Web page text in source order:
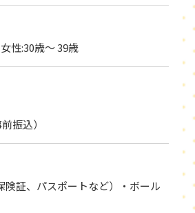
性:30歳～ 39歳
振込）
険証、パスポートなど）・ボール